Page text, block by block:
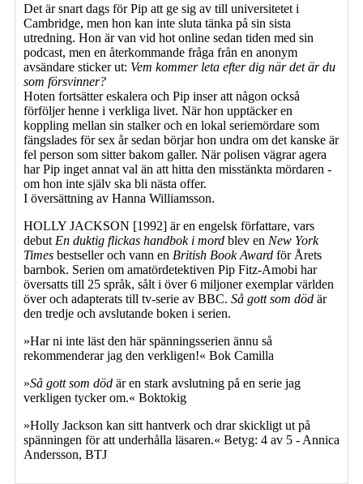
Det är snart dags för Pip att ge sig av till universitetet i
Cambridge, men hon kan inte sluta tänka på sin sista
utredning. Hon är van vid hot online sedan tiden med sin
podcast, men en återkommande fråga från en anonym
avsändare sticker ut: Vem kommer leta efter dig när det är du
som försvinner?
Hoten fortsätter eskalera och Pip inser att någon också
förföljer henne i verkliga livet. När hon upptäcker en
koppling mellan sin stalker och en lokal seriemördare som
fängslades för sex år sedan börjar hon undra om det kanske är
fel person som sitter bakom galler. När polisen vägrar agera
har Pip inget annat val än att hitta den misstänkta mördaren -
om hon inte själv ska bli nästa offer.
I översättning av Hanna Williamsson.
HOLLY JACKSON [1992] är en engelsk författare, vars
debut En duktig flickas handbok i mord blev en New York
Times bestseller och vann en British Book Award för Årets
barnbok. Serien om amatördetektiven Pip Fitz-Amobi har
översatts till 25 språk, sålt i över 6 miljoner exemplar världen
över och adapterats till tv-serie av BBC. Så gott som död är
den tredje och avslutande boken i serien.
»Har ni inte läst den här spänningsserien ännu så
rekommenderar jag den verkligen!« Bok Camilla
»Så gott som död är en stark avslutning på en serie jag
verkligen tycker om.« Boktokig
»Holly Jackson kan sitt hantverk och drar skickligt ut på
spänningen för att underhålla läsaren.« Betyg: 4 av 5 - Annica
Andersson, BTJ